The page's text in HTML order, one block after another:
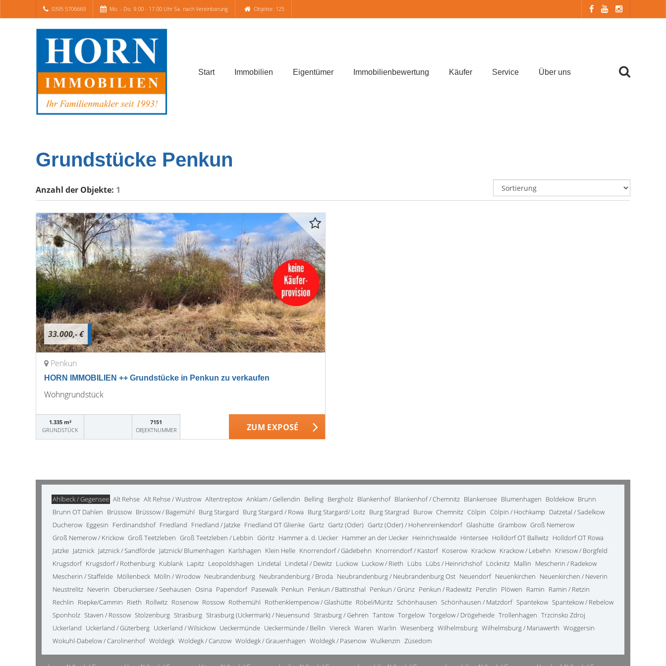
0395 5706669 Mo. - Do. 9.00 - 17.00 Uhr Sa. nach Vereinbarung Objekte: 125
Start Immobilien Eigentümer Immobilienbewertung Käufer Service Über uns
Grundstücke Penkun
Anzahl der Objekte: 1
33.000,- €
Penkun
HORN IMMOBILIEN ++ Grundstücke in Penkun zu verkaufen
Wohngrundstück
1.335 m²
GRUNDSTÜCK
7151
OBJEKTNUMMER
ZUM EXPOSÉ
Ahlbeck / Gegensee Alt Rehse Alt Rehse / Wustrow Altentreptow Anklam / Gellendin Belling Bergholz Blankenhof Blankenhof / Chemnitz Blankensee Blumenhagen Boldekow Brunn
Brunn OT Dahlen Brüssow Brüssow / Bagemühl Burg Stargard Burg Stargard / Rowa Burg Stargard/ Loitz Burg Stargrad Burow Chemnitz Cölpin Cölpin / Hochkamp Datzetal / Sadelkow
Ducherow Eggesin Ferdinandshof Friedland Friedland / Jatzke Friedland OT Glienke Gartz Gartz (Oder) Gartz (Oder) / Hohenreinkendorf Glashütte Grambow Groß Nemerow
Groß Nemerow / Krickow Groß Teetzleben Groß Teetzleben / Lebbin Göritz Hammer a. d. Uecker Hammer an der Uecker Heinrichswalde Hintersee Holldorf OT Ballwitz Holldorf OT Rowa
Jatzke Jatznick Jatznick / Sandförde Jatznick/ Blumenhagen Karlshagen Klein Helle Knorrendorf / Gädebehn Knorrendorf / Kastorf Koserow Krackow Krackow / Lebehn Kriesow / Borgfeld
Krugsdorf Krugsdorf / Rothenburg Kublank Lapitz Leopoldshagen Lindetal Lindetal / Dewitz Luckow Luckow / Rieth Lübs Lübs / Heinrichshof Löcknitz Mallin Mescherin / Radekow
Mescherin / Staffelde Möllenbeck Mölln / Wrodow Neubrandenburg Neubrandenburg / Broda Neubrandenburg / Neubrandenburg Ost Neuendorf Neuenkirchen Neuenkirchen / Neverin
Neustrelitz Neverin Oberuckersee / Seehausen Osina Papendorf Pasewalk Penkun Penkun / Battinsthal Penkun / Grünz Penkun / Radewitz Penzlin Plöwen Ramin Ramin / Retzin
Rechlin Riepke/Cammin Rieth Rollwitz Rosenow Rossow Rothemühl Rothenklempenow / Glashütte Röbel/Müritz Schönhausen Schönhausen / Matzdorf Spantekow Spantekow / Rebelow
Sponholz Staven / Rossow Stolzenburg Strasburg Strasburg (Uckermark) / Neuensund Strasburg / Gehren Tantow Torgelow Torgelow / Drögeheide Trollenhagen Trzcinsko Zdroj
Uckerland Uckerland / Güterberg Uckerland / Wilsickow Ueckermünde Ueckermünde / Bellin Viereck Waren Warlin Wesenberg Wilhelmsburg Wilhelmsburg / Mariawerth Woggersin
Wokuhl-Dabelow / Carolinenhof Woldegk Woldegk / Canzow Woldegk / Grauenhagen Woldegk / Pasenow Wulkenzin Züsedom